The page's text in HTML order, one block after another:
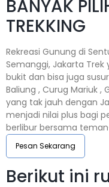
BANYAK
TREKKING
Rekreasi Gunung di
Semanggi, Jakarta
bukit dan bisa juga
Baliung , Curug Mariuk ,
yang tak jauh dengan
menjadi nilai plus bagi
berlibur bersama
Pesan Sekarang
Berikut ini